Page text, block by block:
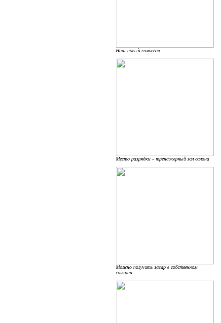
Наш новый самосвал
Место разрядки – тренажерный зал салона
Можно получить загар в собственном
солярии...